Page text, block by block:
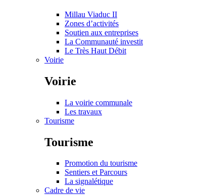
Millau Viaduc II
Zones d’activités
Soutien aux entreprises
La Communauté investit
Le Très Haut Débit
Voirie
Voirie
La voirie communale
Les travaux
Tourisme
Tourisme
Promotion du tourisme
Sentiers et Parcours
La signalétique
Cadre de vie